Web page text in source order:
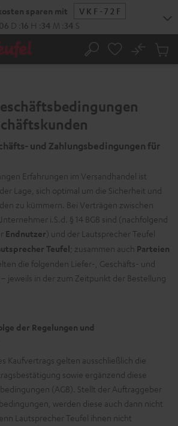
Suche
No
und Zahlungsbedingungen für
Erfahrungen im Versandhandel ist
Lage, sich optimal um die Sicherheit und
zu kümmern. Bei Verträgen zwischen
i.S.d. § 14 BGB sind (nachfolgend
Endnutzer) und der Lautsprecher Teufel
Teufel ; zusammen auch Parteien
die folgenden Liefer-, Geschäfts- und
jeweils in der zum Zeitpunkt der Bestellung
der Regelungen und
Kaufvertrags gelten ausschließlich die
sowie ergänzend diese
(AGB). Stellt der Auftraggeber
werden diese auch dann nicht
Lautsprecher Teufel ihnen nicht